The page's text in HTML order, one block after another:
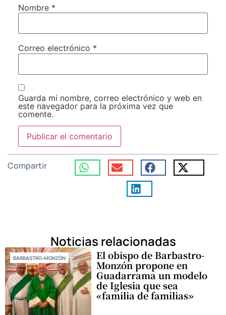
Nombre *
Correo electrónico *
Guarda mi nombre, correo electrónico y web en
este navegador para la próxima vez que
comente.
Compartir
Noticias relacionadas
BARBASTRO-MONZÓN El obispo de Barbastro-
Monzón propone en
Guadarrama un modelo
de Iglesia que sea
«familia de familias»